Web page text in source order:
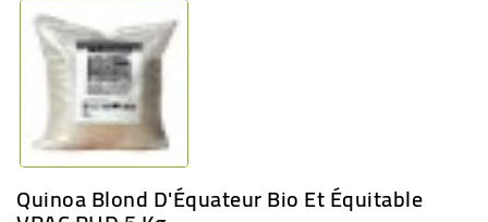
Quinoa Blond D'Équateur Bio Et Équitable